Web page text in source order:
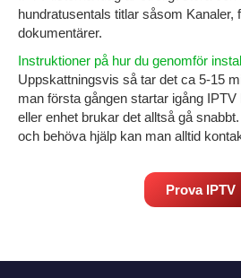
hundratusentals titlar såsom Kanaler,
dokumentärer.
Instruktioner på hur du genomför
Uppskattningsvis så tar det ca 5-15
man första gången startar igång
eller enhet brukar det alltså gå snabbt.
och behöva hjälp kan man alltid
Prova IPTV